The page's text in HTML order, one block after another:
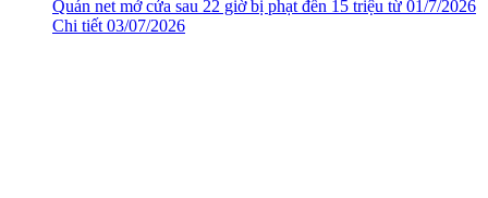
Quán net mở cửa sau 22 giờ bị phạt đến 15 triệu từ 01/7/2026
Chi tiết 03/07/2026